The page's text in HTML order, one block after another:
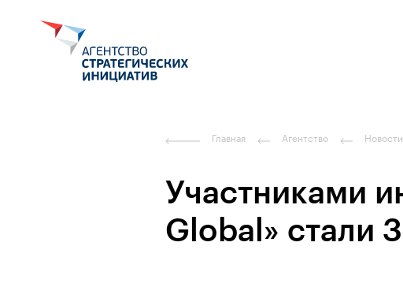
Главная Агентство
Участниками
Global» стали